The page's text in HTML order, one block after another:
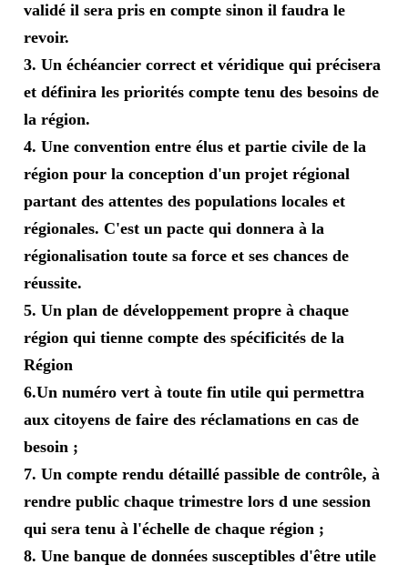
validé il sera pris en compte sinon il faudra le
revoir.
3. Un échéancier correct et véridique qui précisera
et définira les priorités compte tenu des besoins de
la région.
4. Une convention entre élus et partie civile de la
région pour la conception d'un projet régional
partant des attentes des populations locales et
régionales. C'est un pacte qui donnera à la
régionalisation toute sa force et ses chances de
réussite.
5. Un plan de développement propre à chaque
région qui tienne compte des spécificités de la
Région
6.Un numéro vert à toute fin utile qui permettra
aux citoyens de faire des réclamations en cas de
besoin ;
7. Un compte rendu détaillé passible de contrôle, à
rendre public chaque trimestre lors d une session
qui sera tenu à l'échelle de chaque région ;
8. Une banque de données susceptibles d'être utile